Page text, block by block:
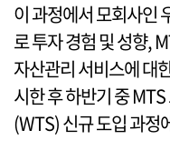
이 과정에서 모회사인
로 투자 경험 및 성향,
자산관리 서비스에 대
시한 후 하반기 중
(WTS) 신규 도입 과정